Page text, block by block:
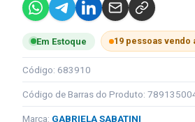
Em Estoque 19 pessoas vendo
Código: 683910
Código de Barras do Produto:
Marca: GABRIELA SABATINI